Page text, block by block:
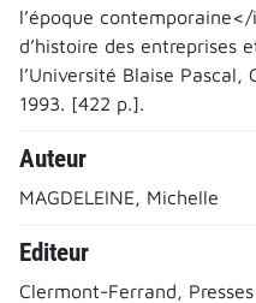
l’époque
d’histoire des entreprises
l’Université Blaise
1993. [422 p.].
Auteur
MAGDELEINE, Michelle
Editeur
Clermont-Ferrand,